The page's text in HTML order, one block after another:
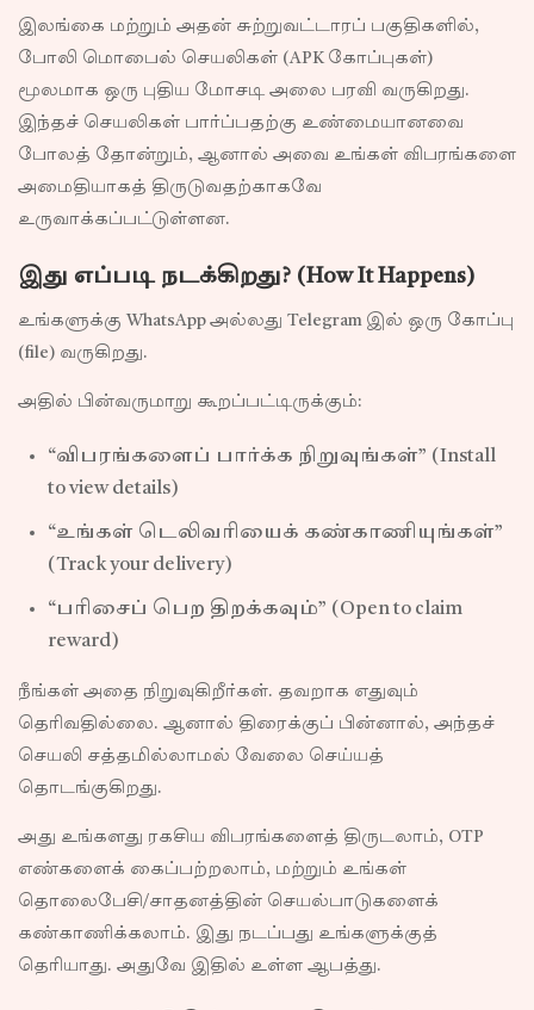
இலங்கை மற்றும் அதன் சுற்றுவட்டாரப் பகுதிகளில்,
போலி மொபைல் செயலிகள் (APK கோப்புகள்)
மூலமாக ஒரு புதிய மோசடி அலை பரவி வருகிறது.
இந்தச் செயலிகள் பார்ப்பதற்கு உண்மையானவை
போலத் தோன்றும், ஆனால் அவை உங்கள் விபரங்களை
அமைதியாகத் திருடுவதற்காகவே
உருவாக்கப்பட்டுள்ளன.
இது எப்படி நடக்கிறது? (How It Happens)
உங்களுக்கு WhatsApp அல்லது Telegram இல் ஒரு கோப்பு
(file) வருகிறது.
அதில் பின்வருமாறு கூறப்பட்டிருக்கும்:
“விபரங்களைப் பார்க்க நிறுவுங்கள்” (Install
to view details)
“உங்கள் டெலிவரியைக் கண்காணியுங்கள்”
(Track your delivery)
“பரிசைப் பெற திறக்கவும்” (Open to claim
reward)
நீங்கள் அதை நிறுவுகிறீர்கள். தவறாக எதுவும்
தெரிவதில்லை. ஆனால் திரைக்குப் பின்னால், அந்தச்
செயலி சத்தமில்லாமல் வேலை செய்யத்
தொடங்குகிறது.
அது உங்களது ரகசிய விபரங்களைத் திருடலாம், OTP
எண்களைக் கைப்பற்றலாம், மற்றும் உங்கள்
தொலைபேசி/சாதனத்தின் செயல்பாடுகளைக்
கண்காணிக்கலாம். இது நடப்பது உங்களுக்குத்
தெரியாது. அதுவே இதில் உள்ள ஆபத்து.